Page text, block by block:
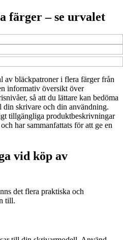
färger – se urvalet
av bläckpatroner i flera färger från
informativ översikt över
så att du lättare kan bedöma
din skrivare och din användning.
tillgängliga produktbeskrivningar
har sammanfattats för att ge en
vid köp av
det flera praktiska och
till.